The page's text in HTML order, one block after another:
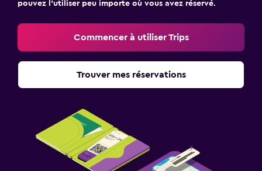
pouvez l’utiliser peu importe où vous avez réservé.
Commencer à utiliser Trips
Trouver mes réservations